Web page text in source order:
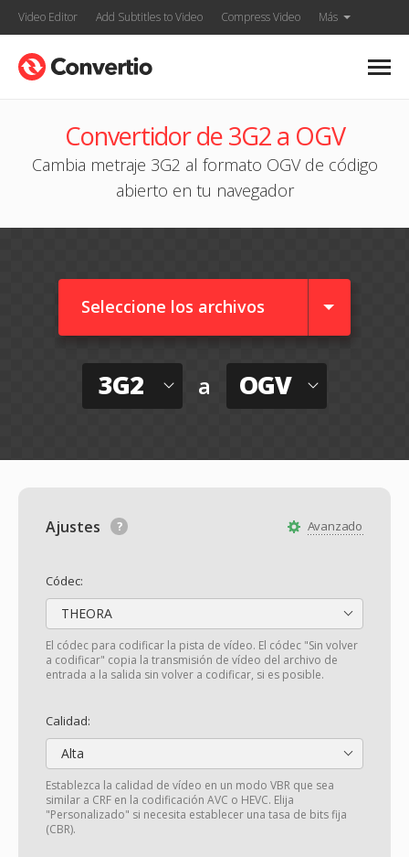
Video Editor Add Subtitles to Video Compress Video Más
Convertidor de 3G2 a OGV
Cambia metraje 3G2 al formato OGV de código
abierto en tu navegador
Seleccione los archivos
3G2 a OGV
Avanzado
Ajustes
Códec:
THEORA
El códec para codificar la pista de vídeo. El códec "Sin volver
a codificar" copia la transmisión de vídeo del archivo de
entrada a la salida sin volver a codificar, si es posible.
Calidad:
Alta
Establezca la calidad de vídeo en un modo VBR que sea
similar a CRF en la codificación AVC o HEVC. Elija
"Personalizado" si necesita establecer una tasa de bits fija
(CBR).